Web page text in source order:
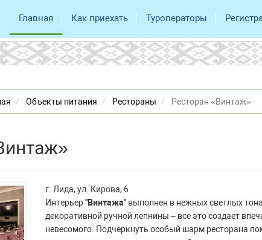
Главная Как приехать Туроператоры
Объекты питания Рестораны Ресторан «Винтаж»
г. Лида, ул. Кирова, 6
Интерьер"Винтажа"выполнен в нежных светлых
декоративной ручной лепнины – все это создает
невесомого. Подчеркнуть особый шарм ресторана